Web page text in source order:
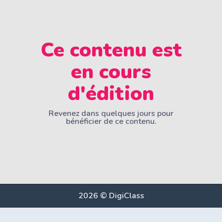
Ce contenu est
en cours
d'édition
Revenez dans quelques jours pour
bénéficier de ce contenu.
2026 © DigiClass